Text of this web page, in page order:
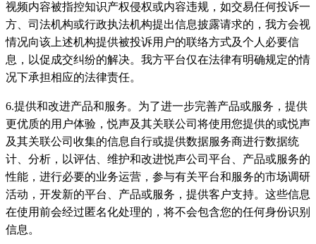
视频内容被指控知识产权侵权或内容违规，如交易任何投诉一
方、司法机构或行政执法机构提出信息披露请求的，我方会视
情况向该上述机构提供被投诉用户的联络方式及个人必要信
息，以促成交纠纷的解决。我方平台仅在法律有明确规定的情
况下承担相应的法律责任。
6.提供和改进产品和服务。为了进一步完善产品或服务，提供
更优质的用户体验，悦声及其关联公司将使用您提供的或悦声
及其关联公司收集的信息自行或提供数据服务商进行数据统
计、分析，以评估、维护和改进悦声公司平台、产品或服务的
性能，进行必要的业务运营，参与有关平台和服务的市场调研
活动，开发新的平台、产品或服务，提供客户支持。这些信息
在使用前会经过匿名化处理的，将不会包含您的任何身份识别
信息。